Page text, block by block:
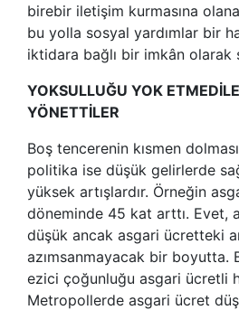
birebir iletişim kurmasına
bu yolla sosyal yardımlar bir
iktidara bağlı bir imkân olarak
YOKSULLUĞU YOK
YÖNETTİLER
Boş tencerenin kısmen
politika ise düşük gelirlerde
yüksek artışlardır. Örneğin
döneminde 45 kat arttı. Evet,
düşük ancak asgari ücretteki
azımsanmayacak bir boyutta.
ezici çoğunluğu asgari ücretli
Metropollerde asgari ücret